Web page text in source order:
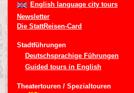
English language city tours
Newsletter
Die StattReisen-Card
Stadtführungen
Deutschsprachige Führungen
Guided tours in English
Theatertouren / Spezialtouren